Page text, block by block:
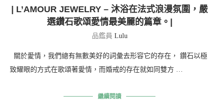
| L’AMOUR JEWELRY – 沐浴在法式浪漫氛圍，嚴
選鑽石歌頌愛情最美麗的篇章。|
品鑑員 Lulu
關於愛情，我們總有無數美好的詞彙去形容它的存在， 鑽石以極
致耀眼的方式在歌頌著愛情，而婚戒的存在就如同雙方 …
繼續閱讀